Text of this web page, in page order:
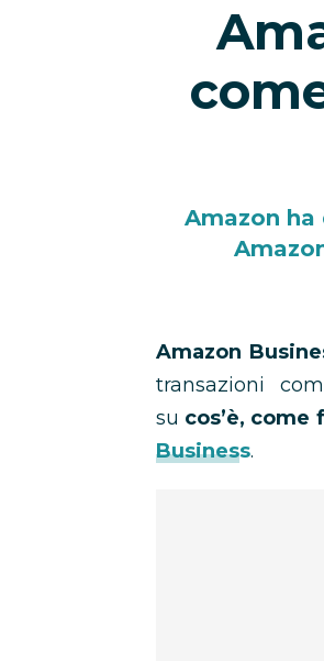
Amazon ha
Amazon
transazioni
su cos’è, come
Business.